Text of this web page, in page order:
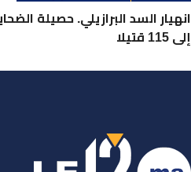
انهيار السد البرازيلي. حصيلة
إلى 115 قتيلا